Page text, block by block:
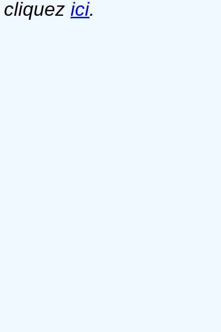
cliquez ici.